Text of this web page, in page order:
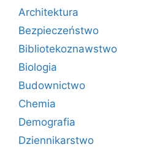
Architektura
Bezpieczeństwo
Bibliotekoznawstwo
Biologia
Budownictwo
Chemia
Demografia
Dziennikarstwo